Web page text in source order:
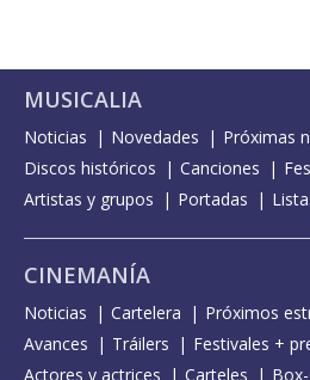
MUSICALIA
Noticias Novedades
Próximas
Discos históricos
Canciones
Artistas y grupos
Portadas
CINEMANÍA
Noticias Cartelera Próximos
Avances
Tráilers
Festivales +
Actores y actrices
Carteles